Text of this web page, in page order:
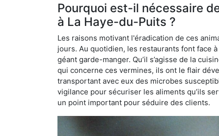
Pourquoi est-il nécessaire
à La Haye-du-Puits ?
Les raisons motivant l'éradication de ces
jours. Au quotidien, les restaurants font face
géant garde-manger. Qu’il s’agisse de la
qui concerne ces vermines, ils ont le flair
transportant avec eux des microbes
vigilance pour sécuriser les aliments qu’ils
un point important pour séduire des clients.